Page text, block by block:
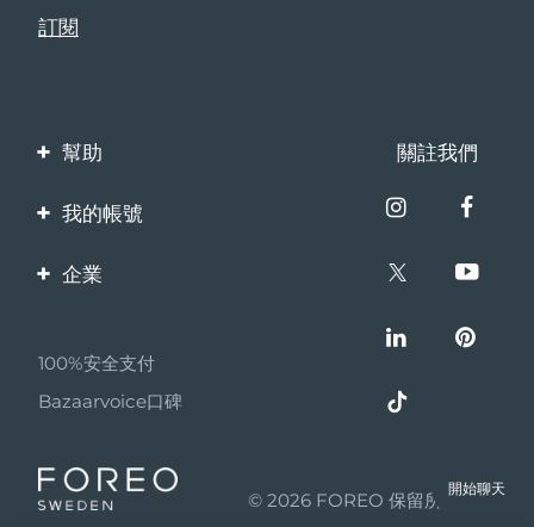
幫助
聯繫我們
關註我們
我的帳號
產品註冊
企業
夥伴計畫
聯盟新聞
成為合作夥伴
100%安全支付
Bazaarvoice口碑
© 2026 FOREO 保留所有權利
開始聊天